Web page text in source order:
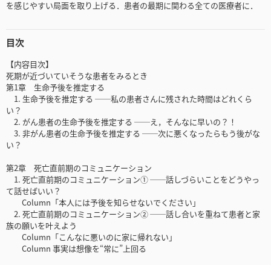
を感じやすい局面を取り上げる．患者の最期に関わる全ての医療者に．
目次
【内容目次】
死期が近づいていそうな患者をみるとき
第1章 生命予後を推定する
1. 生命予後を推定する ──私の患者さんに残された時間はどれくら
い？
2. がん患者の生命予後を推定する ──え，そんなに早いの？！
3. 非がん患者の生命予後を推定する ──次に悪くなったらもう後がな
い？
第2章 死亡直前期のコミュニケーション
1. 死亡直前期のコミュニケーション① ──話しづらいことをどうやっ
て話せばいい？
Column「本人には予後を知らせないでください」
2. 死亡直前期のコミュニケーション② ──話し合いを重ねて患者と家
族の願いを叶えよう
Column「こんなに悪いのに家に帰れない」
Column 事実は想像を“常に”上回る